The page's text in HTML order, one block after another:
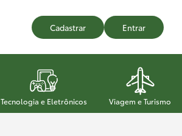
Cadastrar Entrar
Tecnologia e Eletrônicos Viagem e Turismo